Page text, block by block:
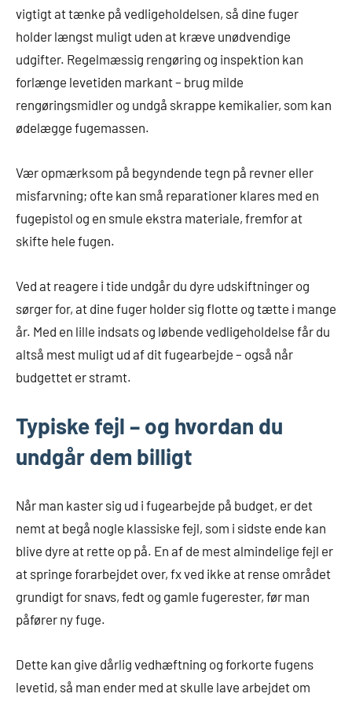
vigtigt at tænke på vedligeholdelsen, så dine fuger
holder længst muligt uden at kræve unødvendige
udgifter. Regelmæssig rengøring og inspektion kan
forlænge levetiden markant – brug milde
rengøringsmidler og undgå skrappe kemikalier, som kan
ødelægge fugemassen.
Vær opmærksom på begyndende tegn på revner eller
misfarvning; ofte kan små reparationer klares med en
fugepistol og en smule ekstra materiale, fremfor at
skifte hele fugen.
Ved at reagere i tide undgår du dyre udskiftninger og
sørger for, at dine fuger holder sig flotte og tætte i mange
år. Med en lille indsats og løbende vedligeholdelse får du
altså mest muligt ud af dit fugearbejde – også når
budgettet er stramt.
Typiske fejl – og hvordan du
undgår dem billigt
Når man kaster sig ud i fugearbejde på budget, er det
nemt at begå nogle klassiske fejl, som i sidste ende kan
blive dyre at rette op på. En af de mest almindelige fejl er
at springe forarbejdet over, fx ved ikke at rense området
grundigt for snavs, fedt og gamle fuge­rester, før man
påfører ny fuge.
Dette kan give dårlig vedhæftning og forkorte fugens
levetid, så man ender med at skulle lave arbejdet om